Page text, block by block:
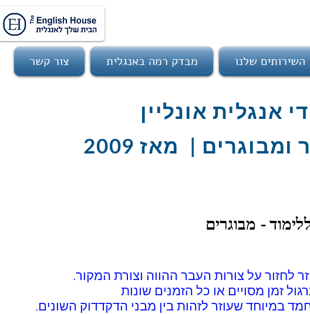
השירותים שלנו מבדק רמה באנגלית צור קשר
אנגלית אונליין
| מאז 2009
- מבוגרים